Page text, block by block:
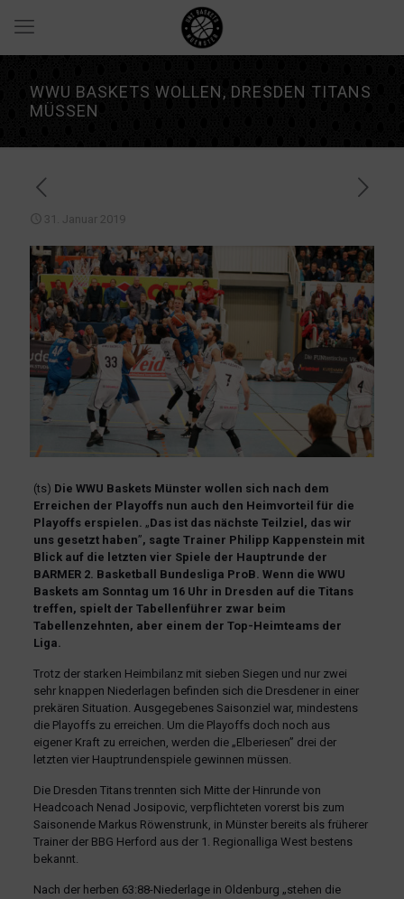
WWU BASKETS WOLLEN, DRESDEN TITANS
MÜSSEN
31. Januar 2019
(ts) Die WWU Baskets Münster wollen sich nach dem
Erreichen der Playoffs nun auch den Heimvorteil für die
Playoffs erspielen. „Das ist das nächste Teilziel, das wir
uns gesetzt haben”, sagte Trainer Philipp Kappenstein mit
Blick auf die letzten vier Spiele der Hauptrunde der
BARMER 2. Basketball Bundesliga ProB. Wenn die WWU
Baskets am Sonntag um 16 Uhr in Dresden auf die Titans
treffen, spielt der Tabellenführer zwar beim
Tabellenzehnten, aber einem der Top-Heimteams der
Liga.
Trotz der starken Heimbilanz mit sieben Siegen und nur zwei
sehr knappen Niederlagen befinden sich die Dresdener in einer
prekären Situation. Ausgegebenes Saisonziel war, mindestens
die Playoffs zu erreichen. Um die Playoffs doch noch aus
eigener Kraft zu erreichen, werden die „Elberiesen” drei der
letzten vier Hauptrundenspiele gewinnen müssen.
Die Dresden Titans trennten sich Mitte der Hinrunde von
Headcoach Nenad Josipovic, verpflichteten vorerst bis zum
Saisonende Markus Röwenstrunk, in Münster bereits als früherer
Trainer der BBG Herford aus der 1. Regionalliga West bestens
bekannt.
Nach der herben 63:88-Niederlage in Oldenburg „stehen die